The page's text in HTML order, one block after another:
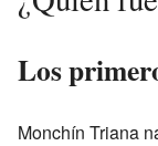
Los
Monchín Triana